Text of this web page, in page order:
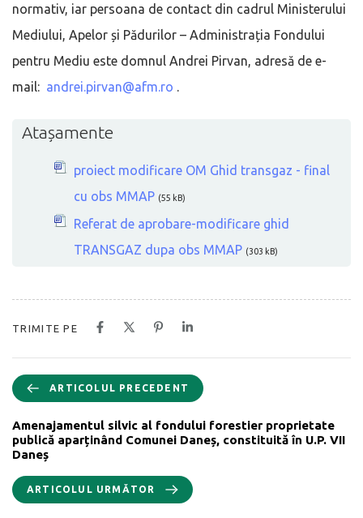
normativ, iar persoana de contact din cadrul Ministerului
Mediului, Apelor și Pădurilor – Administrația Fondului
pentru Mediu este domnul Andrei Pirvan, adresă de e-
mail: andrei.pirvan@afm.ro .
Atașamente
proiect modificare OM Ghid transgaz - final
cu obs MMAP (55 kB)
Referat de aprobare-modificare ghid
TRANSGAZ dupa obs MMAP (303 kB)
TRIMITE PE
ARTICOLUL PRECEDENT
Amenajamentul silvic al fondului forestier proprietate
publică aparținând Comunei Daneș, constituită în U.P. VII
Daneș
ARTICOLUL URMĂTOR